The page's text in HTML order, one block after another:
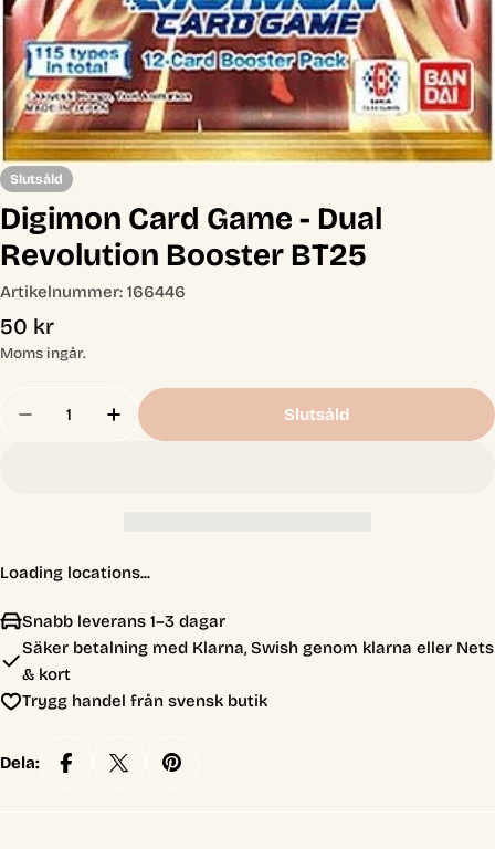
Slutsåld
Digimon Card Game - Dual
Revolution Booster BT25
Artikelnummer: 166446
Ordinarie
pris
50 kr
Moms ingår.
Minska Antal För Digimon Card Game - Dual
Öka Antal För Digimon Card Game -
Slutsåld
Loading locations...
Snabb leverans 1–3 dagar
Säker betalning med Klarna, Swish genom klarna eller Nets
& kort
Trygg handel från svensk butik
Dela: